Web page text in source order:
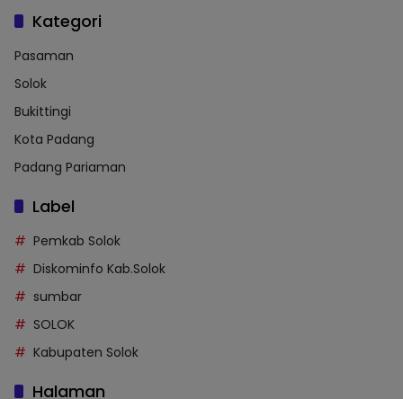
Kategori
Pasaman
Solok
Bukittingi
Kota Padang
Padang Pariaman
Label
Pemkab Solok
Diskominfo Kab.Solok
sumbar
SOLOK
Kabupaten Solok
Halaman